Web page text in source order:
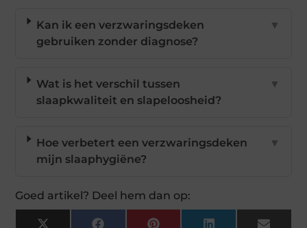
Kan ik een verzwaringsdeken
gebruiken zonder diagnose?
▼
Wat is het verschil tussen
slaapkwaliteit en slapeloosheid?
▼
Hoe verbetert een verzwaringsdeken
mijn slaaphygiëne?
▼
Goed artikel? Deel hem dan op: